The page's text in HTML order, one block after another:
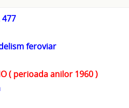
477
feroviar
( perioada anilor 1960 )